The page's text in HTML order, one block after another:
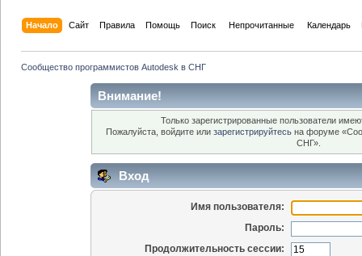
Начало Сайт Правила Помощь Поиск Непрочитанные Календарь
Сообщество программистов Autodesk в СНГ
Внимание!
Только зарегистрированные пользователи
Пожалуйста, войдите или зарегистрируйтесь на форуме
СНГ».
Вход
Имя пользователя:
Пароль:
Продолжительность сессии: